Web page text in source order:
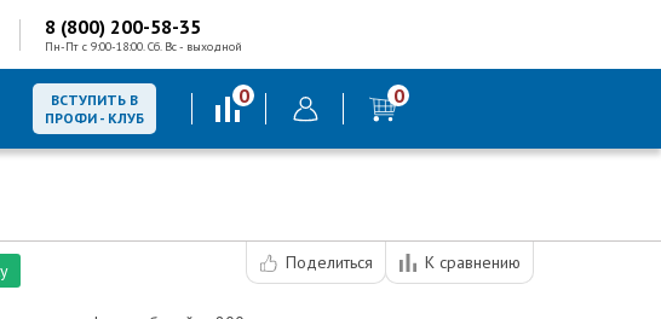
8 (800) 200-58-35
Пн-Пт с 9:00-18:00. Сб. Вс - выходной
ВСТУПИТЬ В
ПРОФИ - КЛУБ
0 0
Поделиться К сравнению